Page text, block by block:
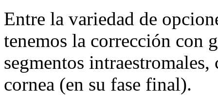
Entre la variedad de
tenemos la corrección con
segmentos
cornea (en su fase final).